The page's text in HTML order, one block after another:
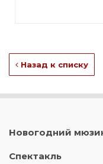
Назад к списку
Новогодний
Спектакль